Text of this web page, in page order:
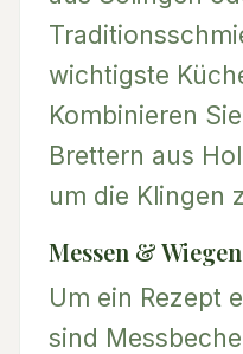
wichtigste
Kombinieren
Brettern aus
um die Klingen
Messen & Wiegen
Um ein Rezept
sind